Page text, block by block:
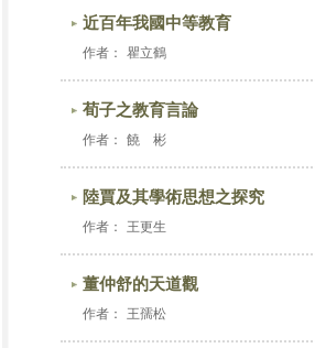
近百年我國中等教育
作者： 瞿立鶴
荀子之教育言論
作者： 饒 彬
陸賈及其學術思想之探究
作者： 王更生
董仲舒的天道觀
作者： 王孺松